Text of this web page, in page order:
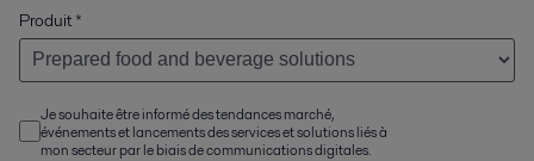
Produit*
Je souhaite être informé des tendances marché,
événements et lancements des services et solutions liés à
mon secteur par le biais de communications digitales.